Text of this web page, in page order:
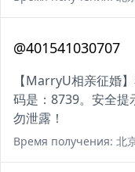
@401541030707
【MarryU相亲征婚
码是：8739。安全提
勿泄露！
Время получения: 北